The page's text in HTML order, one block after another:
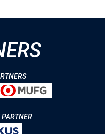
PARTNER